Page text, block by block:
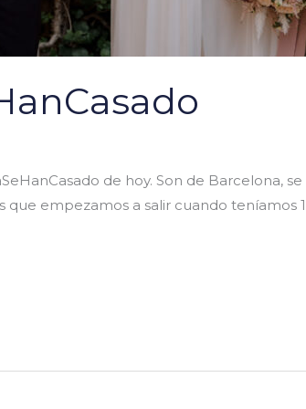
de hoy. Son de Barcelona,
empezamos a salir cuando teníamos